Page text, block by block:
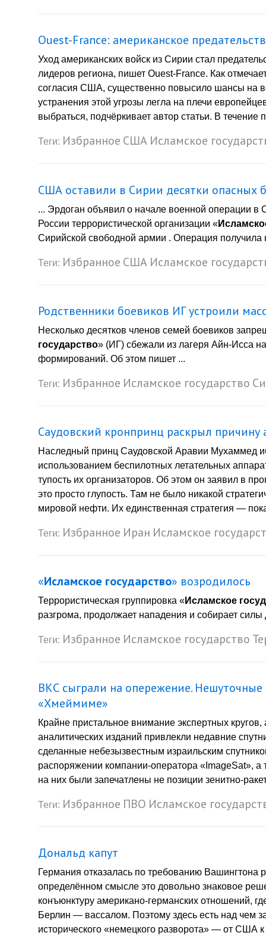
Ouest-France: американское
Уход американских войск из Сирии стал
лидеров региона, пишет Ouest-France. Как
согласия США, существенно повысило шансы на
устранения этой угрозы легла на плечи
выбраться, подчёркивает автор статьи. В
Теги: Избранное США Исламское
США оставили в Сирии десятки опасных
... Эрдоган объявил о начале военной операции
России террористической организации «
Сирийской свободной армии . Операция получила
Теги: Избранное США Исламское
Родственники боевиков ИГ устроили
Несколько десятков членов семей боевиков
государство» (ИГ) сбежали из лагеря Айн-Исса
формирований. Об этом пишет ...
Теги: Избранное Исламское государство
Саудовский кронпринц раскрыл причину
Наследный принц Саудовской Аравии Мухаммед
использованием беспилотных летательных
тупость их организаторов. Об этом он заявил в
это просто глупость. Там не было никакой
мировой нефти. Их единственная стратегия —
Теги: Избранное Иран Исламское
«Исламское государство» возродилось
Террористическая группировка «Исламское
разгрома, продолжает нападения и собирает
Теги: Избранное Исламское государство
ВКС сыграли на опережение.
«Хмеймиме»
Крайне пристальное внимание экспертных
аналитических изданий привлекли недавние
сделанные небезызвестным израильским
распоряжении компании-оператора «ImageSat», а
на них были запечатлены не позиции зенитно-
Теги: Избранное ПВО Исламское
Дональд капут
Германия отказалась по требованию Вашингтона
определённом смысле это довольно знаковое
конъюнктуру американо-германских отношений,
Берлин — вассалом. Поэтому здесь есть над чем
исторического «немецкого разворота» — от